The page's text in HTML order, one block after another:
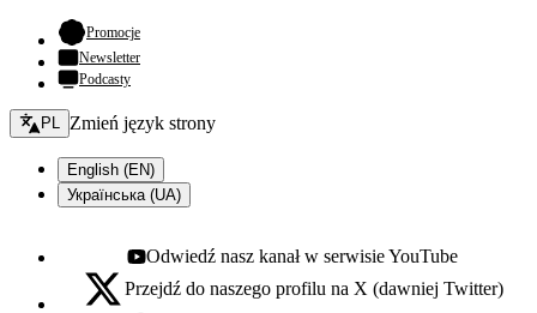
Promocje- otwiera się w nowej karcie
Newsletter
Podcasty
Zmień język - bieżący:
PL Zmień język strony
English (EN)
Українська (UA)
Youtube - otwiera się w nowej karcie
Odwiedź nasz kanał w serwisie YouTube
X - otwiera się w nowej karcie
Przejdź do naszego profilu na X (dawniej Twitter)